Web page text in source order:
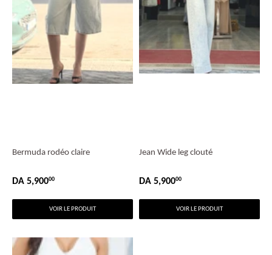
Bermuda rodéo claire
PRIX
DA 5,90000
VOIR LE PRODUIT
Jean Wide leg clouté
PRIX
DA 5,90000
VOIR LE PRODUIT